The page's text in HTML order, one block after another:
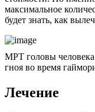
максимальное
будет знать, как
МРТ головы
гноя во время
Лечение